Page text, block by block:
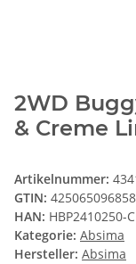
2WD
& Creme
Artikelnummer:
GTIN:
HAN: HBP2410250-
Kategorie: Absima
Hersteller: Absima